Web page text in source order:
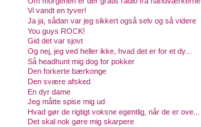
Vi vandt en tyver!
Ja ja, sådan var jeg sikkert også selv og så videre
You guys ROCK!
Gid det var sjovt
Og nej, jeg ved heller ikke, hvad det er for et dy...
Så headhunt mig dog for pokker
Den forkerte bærkonge
Den svære afsked
En dyr dame
Jeg måtte spise mig ud
Hvad gør de rigtigt voksne egentlig, når de er ove...
Det skal nok gøre mig skarpere